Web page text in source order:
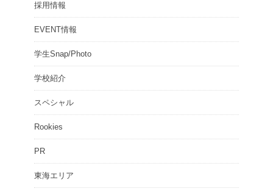
採用情報
EVENT情報
学生Snap/Photo
学校紹介
スペシャル
Rookies
PR
東海エリア